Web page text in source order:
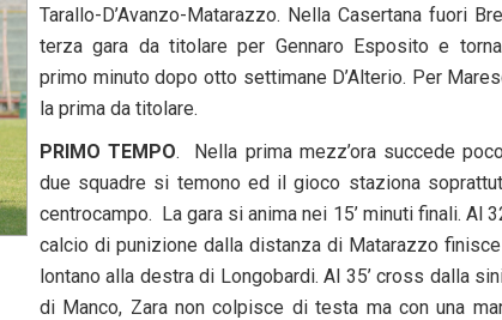
Tarallo-D’Avanzo-Matarazzo. Nella Casertana fuori
terza gara da titolare per Gennaro Esposito e
primo minuto dopo otto settimane D’Alterio. Per
la prima da titolare.
PRIMO TEMPO. Nella prima mezz’ora succede
due squadre si temono ed il gioco staziona
centrocampo. La gara si anima nei 15’ minuti finali. Al
calcio di punizione dalla distanza di Matarazzo
lontano alla destra di Longobardi. Al 35’ cross dalla
di Manco, Zara non colpisce di testa ma con una